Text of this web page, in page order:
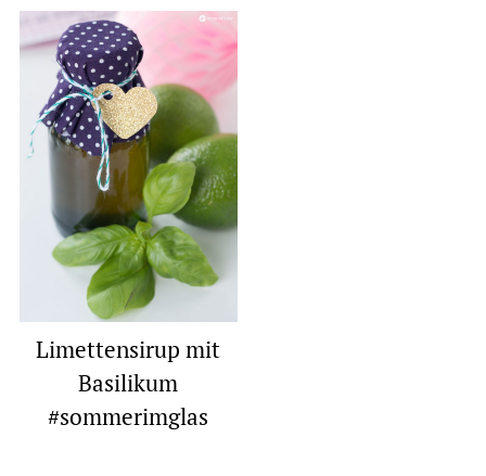
Limettensirup mit
Basilikum
#sommerimglas